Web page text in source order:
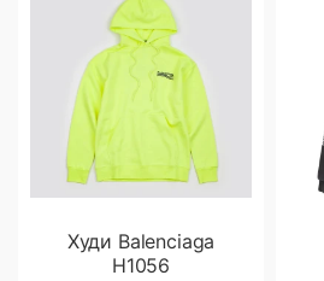
Худи Balenciaga
H1056